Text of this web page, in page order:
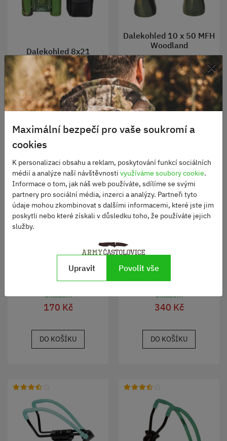
Dalekohled 8x21
woodland
Skladem
440 Kč
Dalekohled 10 x 50 MFH
Woodland
Skladem
1290 Kč
DO KOŠÍKU
Ocelové kuličky do praku,
cca 8 mm, 200 kusů
Skladem
170 Kč
DO KOŠÍKU
Sada na čištění zbraní
Skladem
340 Kč
DO KOŠÍKU
×
Maximální bezpečí pro vaše soukromí a
cookies
K personalizaci obsahu a reklam, poskytování funkcí sociálních
médií a analýze naší návštěvnosti využíváme soubory cookie.
Informace o tom, jak náš web používáte, sdílíme se svými
partnery pro sociální média, inzerci a analýzy. Partneři tyto
údaje mohou zkombinovat s dalšími informacemi, které jste jim
poskytli nebo které získali v důsledku toho, že používáte jejich
služby.
Upravit Povolit vše